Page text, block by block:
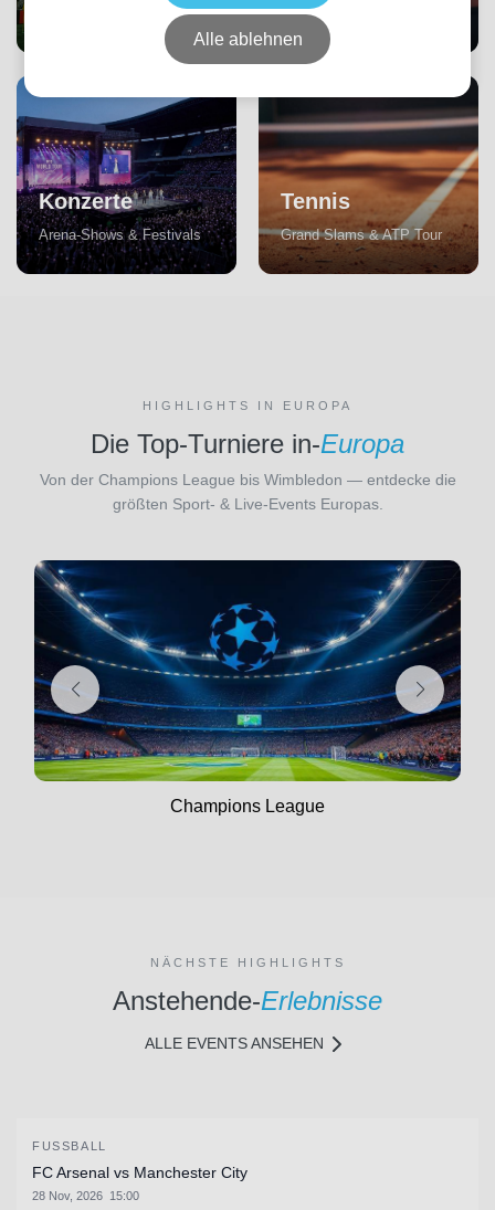
Alle Grands Prix 2026
Konzerte
Arena-Shows & Festivals
Tennis
Grand Slams & ATP Tour
HIGHLIGHTS IN EUROPA
Die Top-Turniere in-Europa
Von der Champions League bis Wimbledon — entdecke die
größten Sport- & Live-Events Europas.
Champions League
NÄCHSTE HIGHLIGHTS
Anstehende-Erlebnisse
ALLE EVENTS ANSEHEN
FUSSBALL
FC Arsenal vs Manchester City
28 Nov, 2026 15:00
Alle ablehnen